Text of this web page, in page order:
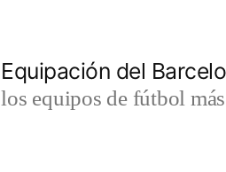
Equipación del
los equipos de fútbol